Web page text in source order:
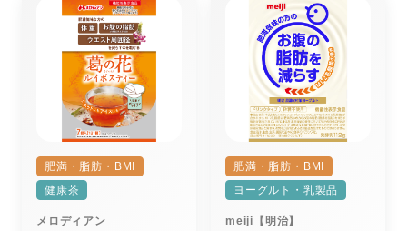
肥満・脂肪・BMI
健康茶
メロディアン
肥満・脂肪・BMI
ヨーグルト・乳製品
meiji【明治】